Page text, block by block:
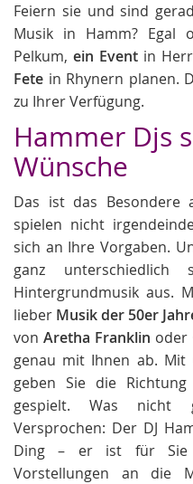
Feiern sie und sind
Musik in Hamm? Egal
Pelkum, ein Event in
Fete in Rhynern planen.
zu Ihrer Verfügung.
Hammer Djs
Wünsche
Das ist das Besondere
spielen nicht
sich an Ihre Vorgaben.
ganz
Hintergrundmusik aus.
lieber Musik der 50er
von Aretha Franklin oder
genau mit Ihnen ab. Mit
geben Sie die
gespielt. Was nicht
Versprochen: Der DJ
Ding – er ist für Sie
Vorstellungen an die